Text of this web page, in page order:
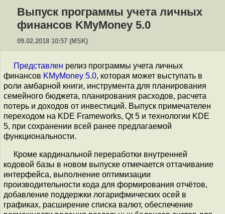
Выпуск программы учета личных
финансов KMyMoney 5.0
09.02.2018 10:57 (MSK)
Представлен релиз программы учета личных
финансов KMyMoney 5.0, которая может выступать в
роли амбарной книги, инструмента для планирования
семейного бюджета, планирования расходов, расчета
потерь и доходов от инвестиций. Выпуск примечателен
переходом на KDE Frameworks, Qt 5 и технологии KDE
5, при сохранении всей ранее предлагаемой
функциональности.
Кроме кардинальной переработки внутренней
кодовой базы в новом выпуске отмечается оттачивание
интерфейса, выполнение оптимизации
производительности кода для формирования отчётов,
добавление поддержки логарифмических осей в
графиках, расширение списка валют, обеспечение